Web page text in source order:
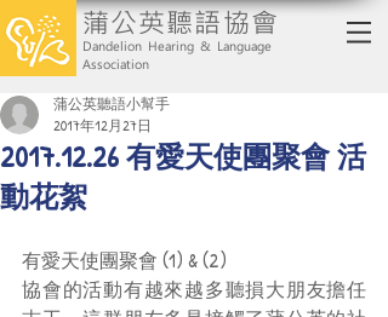
蒲公英聽語協會
Dandelion Hearing & Language
Association
2017.12.26 有愛天使團聚會 活
動花絮
蒲公英聽語小幫手
2017年12月27日
有愛天使團聚會 (1) & (2)
協會的活動有越來越多聽損大朋友擔任